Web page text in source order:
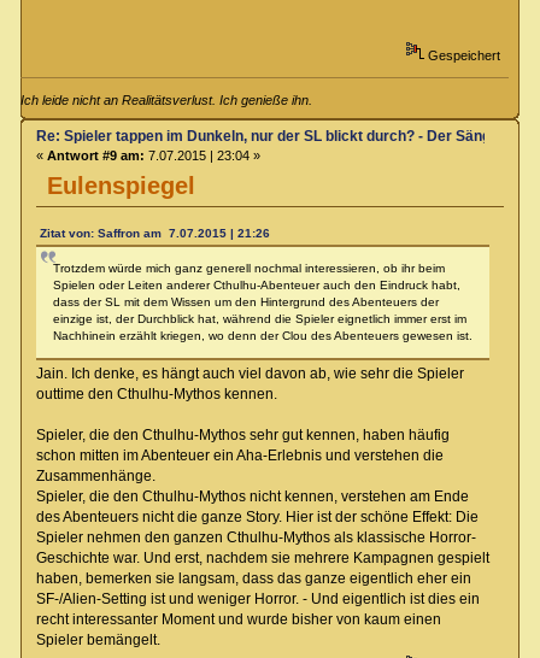
Gespeichert
Ich leide nicht an Realitätsverlust. Ich genieße ihn.
Eulenspiegel
Re: Spieler tappen im Dunkeln, nur der SL blickt durch? - Der Sänger von
« Antwort #9 am: 7.07.2015 | 23:04 »
Zitat von: Saffron am 7.07.2015 | 21:26
Trotzdem würde mich ganz generell nochmal interessieren, ob ihr beim
Spielen oder Leiten anderer Cthulhu-Abenteuer auch den Eindruck habt,
dass der SL mit dem Wissen um den Hintergrund des Abenteuers der
einzige ist, der Durchblick hat, während die Spieler eignetlich immer erst im
Nachhinein erzählt kriegen, wo denn der Clou des Abenteuers gewesen ist.
Jain. Ich denke, es hängt auch viel davon ab, wie sehr die Spieler
outtime den Cthulhu-Mythos kennen.
Spieler, die den Cthulhu-Mythos sehr gut kennen, haben häufig
schon mitten im Abenteuer ein Aha-Erlebnis und verstehen die
Zusammenhänge.
Spieler, die den Cthulhu-Mythos nicht kennen, verstehen am Ende
des Abenteuers nicht die ganze Story. Hier ist der schöne Effekt: Die
Spieler nehmen den ganzen Cthulhu-Mythos als klassische Horror-
Geschichte war. Und erst, nachdem sie mehrere Kampagnen gespielt
haben, bemerken sie langsam, dass das ganze eigentlich eher ein
SF-/Alien-Setting ist und weniger Horror. - Und eigentlich ist dies ein
recht interessanter Moment und wurde bisher von kaum einen
Spieler bemängelt.